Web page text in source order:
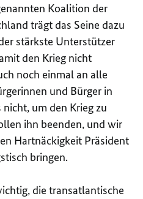
Koalition der
trägt das Seine dazu
stärkste Unterstützer
den Krieg nicht
noch einmal an alle
und Bürger in
um den Krieg zu
ihn beenden, und wir
Hartnäckigkeit Präsident
bringen.
die transatlantische